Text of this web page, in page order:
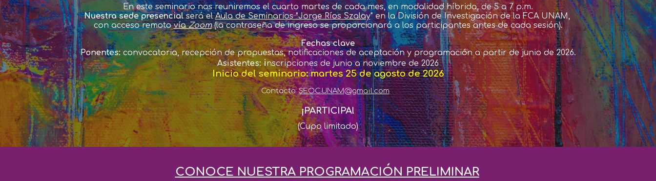
En este seminario nos reuniremos el cuarto martes de cada mes, en modalidad híbrida, de 5 a 7 p.m.
Nuestrasede presencial será el Aula de Seminarios "Jorge Ríos Szalay"en la División de Investigación de la FCA UNAM,
con acceso remotovíaZoom(la contraseña de ingreso se proporcionaráa los participantes antes de cada sesión).
Fechas clave
Ponentes:convocatoria,recepciónde propuestas, notificaciones de aceptación y programacióna partirde junio de 2026.
Asistentes: inscripciones de junio a noviembrede 2026
Inicio del seminario: martes25deagostode 2026
Contacto:SEOC.UNAM@gmail.com
¡PARTICIPA!
(Cupo limitado)
CONOCE NUESTRA PROGRAMACIÓN PRELIMINAR